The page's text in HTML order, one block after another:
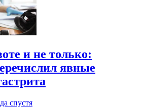
и не только:
явные
спустя